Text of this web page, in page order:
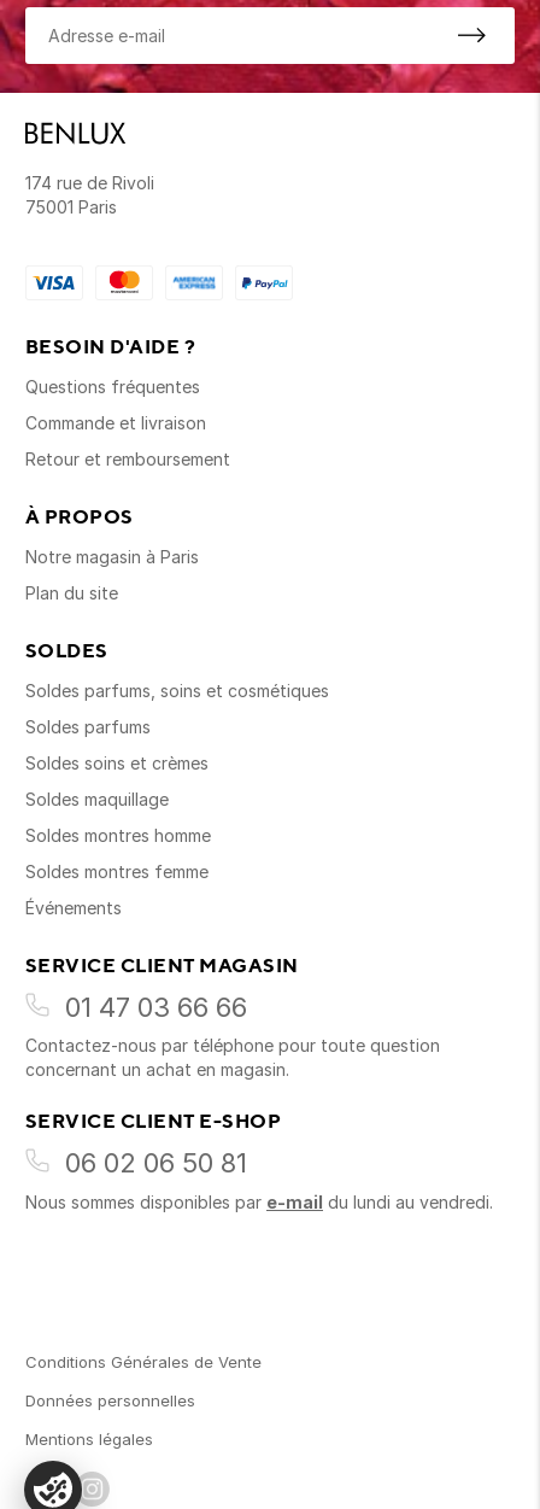
174 rue de Rivoli
75001 Paris
BESOIN D'AIDE ?
Questions fréquentes
Commande et livraison
Retour et remboursement
À PROPOS
Notre magasin à Paris
Plan du site
SOLDES
Soldes parfums, soins et cosmétiques
Soldes parfums
Soldes soins et crèmes
Soldes maquillage
Soldes montres homme
Soldes montres femme
Événements
SERVICE CLIENT MAGASIN
01 47 03 66 66
Contactez-nous par téléphone pour toute question
concernant un achat en magasin.
SERVICE CLIENT E-SHOP
06 02 06 50 81
Nous sommes disponibles par e-mail du lundi au vendredi.
Conditions Générales de Vente
Données personnelles
Mentions légales